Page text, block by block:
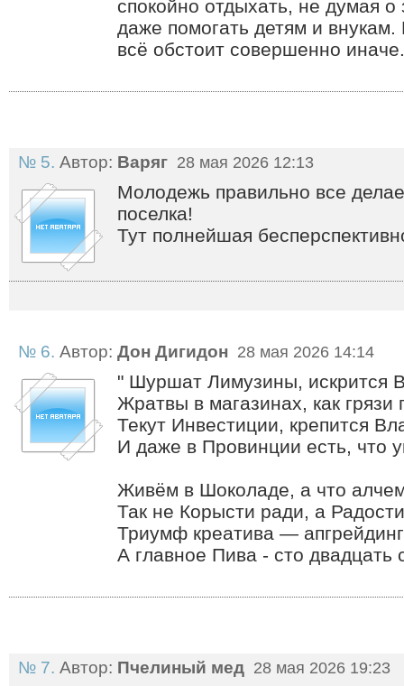
спокойно отдыхать, не думая
даже помогать детям и
всё обстоит совершенно иначе.
№ 5. Автор: Варяг 28 мая 2026 12:13
Молодежь правильно все
поселка!
Тут полнейшая
№ 6. Автор: Дон Дигидон 28 мая 2026 14:14
" Шуршат Лимузины, искрится
Жратвы в магазинах, как грязи
Текут Инвестиции, крепится
И даже в Провинции есть, что
Живём в Шоколаде, а что
Так не Корысти ради, а
Триумф креатива —
А главное Пива - сто двадцать
№ 7. Автор: Пчелиный мед 28 мая 2026 19:23